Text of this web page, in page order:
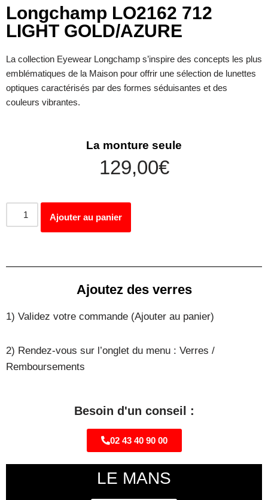
Longchamp LO2162 712
LIGHT GOLD/AZURE
La collection Eyewear Longchamp s’inspire des concepts les plus
emblématiques de la Maison pour offrir une sélection de lunettes
optiques caractérisés par des formes séduisantes et des
couleurs vibrantes.
La monture seule
129,00€
Ajouter au panier
Ajoutez des verres
1) Validez votre commande (Ajouter au panier)
2) Rendez-vous sur l’onglet du menu : Verres /
Remboursements
Besoin d'un conseil :
02 43 40 90 00
LE MANS